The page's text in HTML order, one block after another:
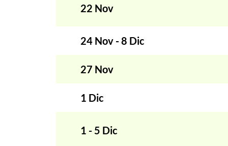
22 Nov
24 Nov - 8 Dic
27 Nov
1 Dic
1 - 5 Dic